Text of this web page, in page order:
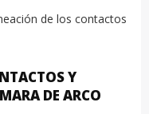
de los contactos
Y
DE ARCO